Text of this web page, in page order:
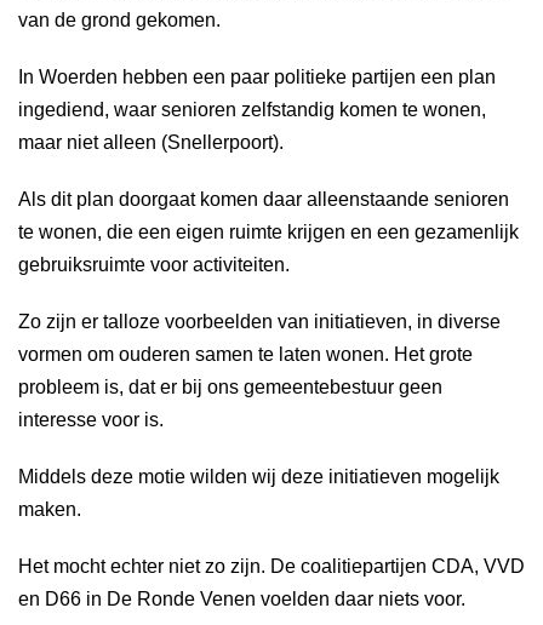
van de grond gekomen.
In Woerden hebben een paar politieke partijen een plan
ingediend, waar senioren zelfstandig komen te wonen,
maar niet alleen (Snellerpoort).
Als dit plan doorgaat komen daar alleenstaande senioren
te wonen, die een eigen ruimte krijgen en een gezamenlijk
gebruiksruimte voor activiteiten.
Zo zijn er talloze voorbeelden van initiatieven, in diverse
vormen om ouderen samen te laten wonen. Het grote
probleem is, dat er bij ons gemeentebestuur geen
interesse voor is.
Middels deze motie wilden wij deze initiatieven mogelijk
maken.
Het mocht echter niet zo zijn. De coalitiepartijen CDA, VVD
en D66 in De Ronde Venen voelden daar niets voor.